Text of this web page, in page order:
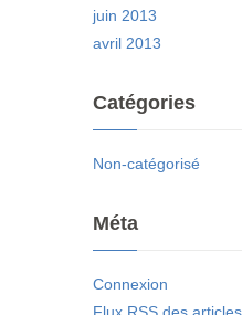
juin 2013
avril 2013
Catégories
Non-catégorisé
Méta
Connexion